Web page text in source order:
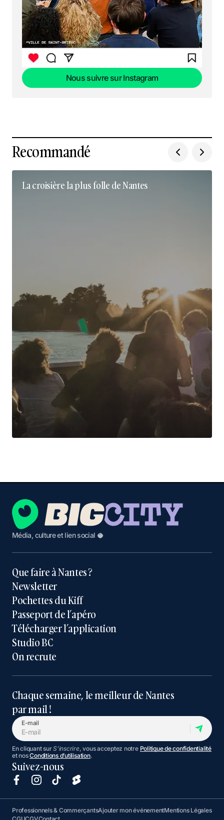
Nous suivre sur Instagram
Recommandé
La croisière la plus folle de Nantes
Média, culture et lien social 🥥
Que faire à Nantes ?
Newsletter
Pochettes du Kiff
Passeport de l’apéro
Télécharger l’application
Studio BC
On recrute
Chaque semaine, le meilleur de Nantes
par mail !
E-mail
En cliquant surS'inscrire, vous acceptez notre Politique de confidentialité
et nosConditions d’utilisation.
Suivez-nous
Professionnels & CommerçantsAjouter mon événementMentions Légales